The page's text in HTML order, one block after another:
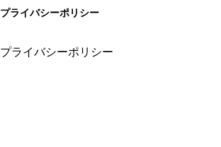
プライバシーポリシー
プライバシーポリシー